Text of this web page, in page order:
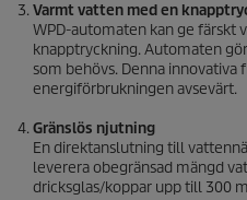
Varmt vatten med en
WPD-automaten kan ge färskt
knapptryckning. Automaten
som behövs. Denna innovativa
energiförbrukningen avsevärt.
Gränslös njutning
En direktanslutning till
leverera obegränsad mängd
dricksglas/koppar upp till 300